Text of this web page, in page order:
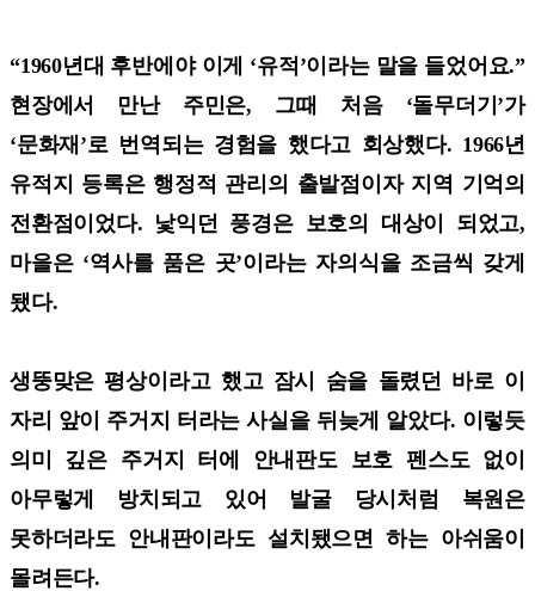
“1960년대 후반에야 이게 ‘유적’이라는 말을 들었어요.”
현장에서 만난 주민은, 그때 처음 ‘돌무더기’가
‘문화재’로 번역되는 경험을 했다고 회상했다. 1966년
유적지 등록은 행정적 관리의 출발점이자 지역 기억의
전환점이었다. 낯익던 풍경은 보호의 대상이 되었고,
마을은 ‘역사를 품은 곳’이라는 자의식을 조금씩 갖게
됐다.
생뚱맞은 평상이라고 했고 잠시 숨을 돌렸던 바로 이
자리 앞이 주거지 터라는 사실을 뒤늦게 알았다. 이렇듯
의미 깊은 주거지 터에 안내판도 보호 펜스도 없이
아무렇게 방치되고 있어 발굴 당시처럼 복원은
못하더라도 안내판이라도 설치됐으면 하는 아쉬움이
몰려든다.